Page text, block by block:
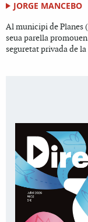
JORGE MANCEBO
Al municipi de Planes
seua parella
seguretat privada de la